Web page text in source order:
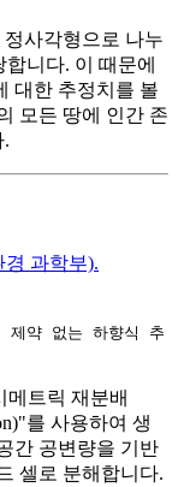
정사각형으로 나누
니다. 이 때문에
대한 추정치를 볼
모든 땅에 인간 존
.
경 과학부).
약 없는 하향식 추
트릭 재분배
를 사용하여 생
간 공변량을 기반
셀로 분해합니다.